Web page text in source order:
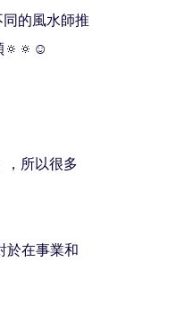
的風水師推
🔅🔅☺️
，所以很多
於在事業和